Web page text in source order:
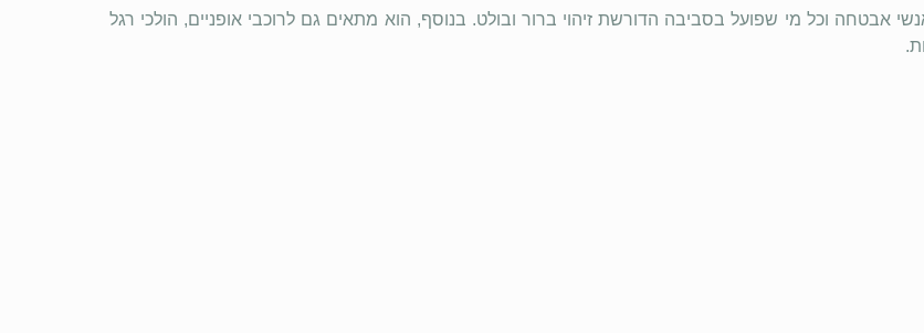
אבטחה וכל מי שפועל בסביבה הדורשת זיהוי ברור ובולט. בנוסף, הוא מתאים גם לרוכבי אופניים, הולכי רגל